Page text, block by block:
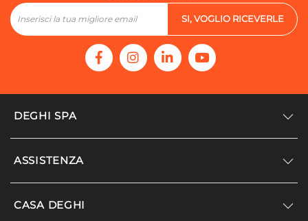
SI, VOGLIO RICEVERLE
DEGHI SPA
Accedi/Registrati
ASSISTENZA
Supporto
CASA DEGHI